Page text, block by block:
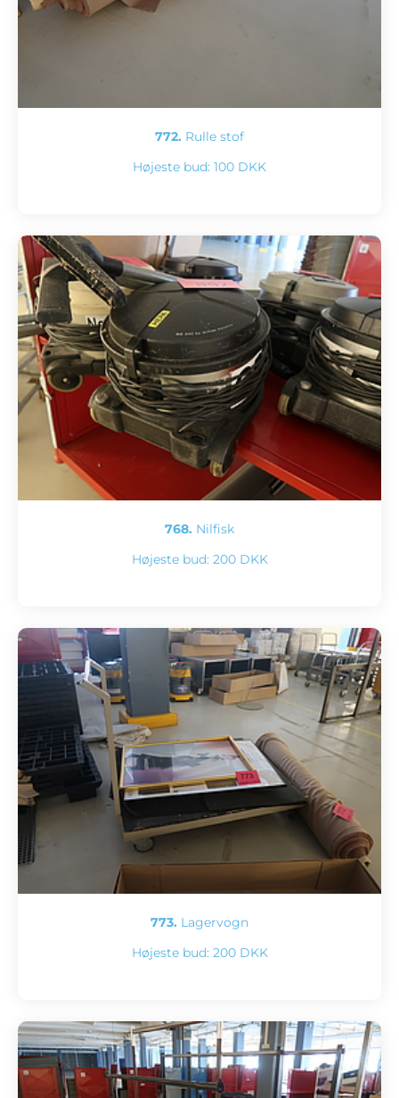
772. Rulle stof
Højeste bud: 100 DKK
768. Nilfisk
Højeste bud: 200 DKK
773. Lagervogn
Højeste bud: 200 DKK